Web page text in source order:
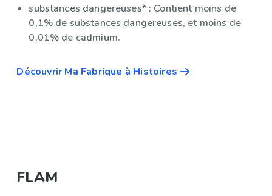
substances dangereuses* : Contient moins de
0,1% de substances dangereuses, et moins de
0,01% de cadmium.
Découvrir Ma Fabrique à Histoires
FLAM